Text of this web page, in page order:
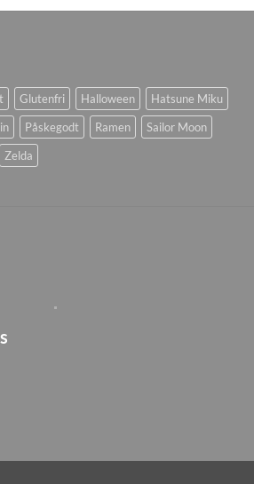
Glutenfri Halloween
Hatsune Miku
Påskegodt Ramen
Sailor Moon
Zelda